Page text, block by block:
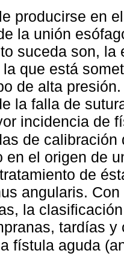
producirse en
la unión
suceda son,
que está
de alta
la falla de
incidencia de
de
en el origen de
de
angularis.
la
tardías
fístula aguda